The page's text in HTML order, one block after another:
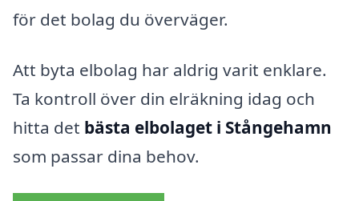
för det bolag du överväger.
Att byta elbolag har aldrig varit enklare.
Ta kontroll över din elräkning idag och
hitta det bästa elbolaget i Stångehamn
som passar dina behov.